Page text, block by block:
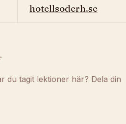
hotellsoderh.se
du tagit lektioner här? Dela din